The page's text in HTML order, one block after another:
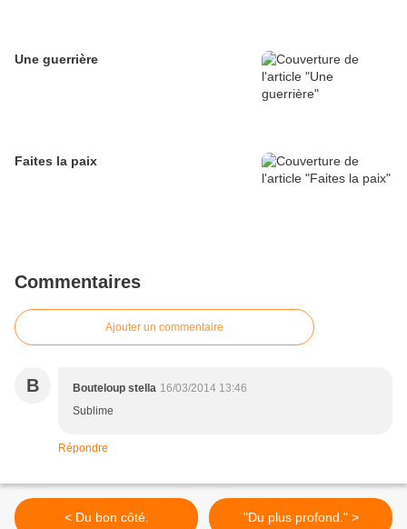
Une guerrière
Faites la paix
Commentaires
Ajouter un commentaire
B Bouteloup stella 16/03/2014 13:46
Sublime
Répondre
< Du bon côté. "Du plus profond." >